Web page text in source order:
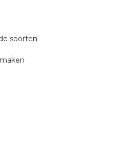
soorten